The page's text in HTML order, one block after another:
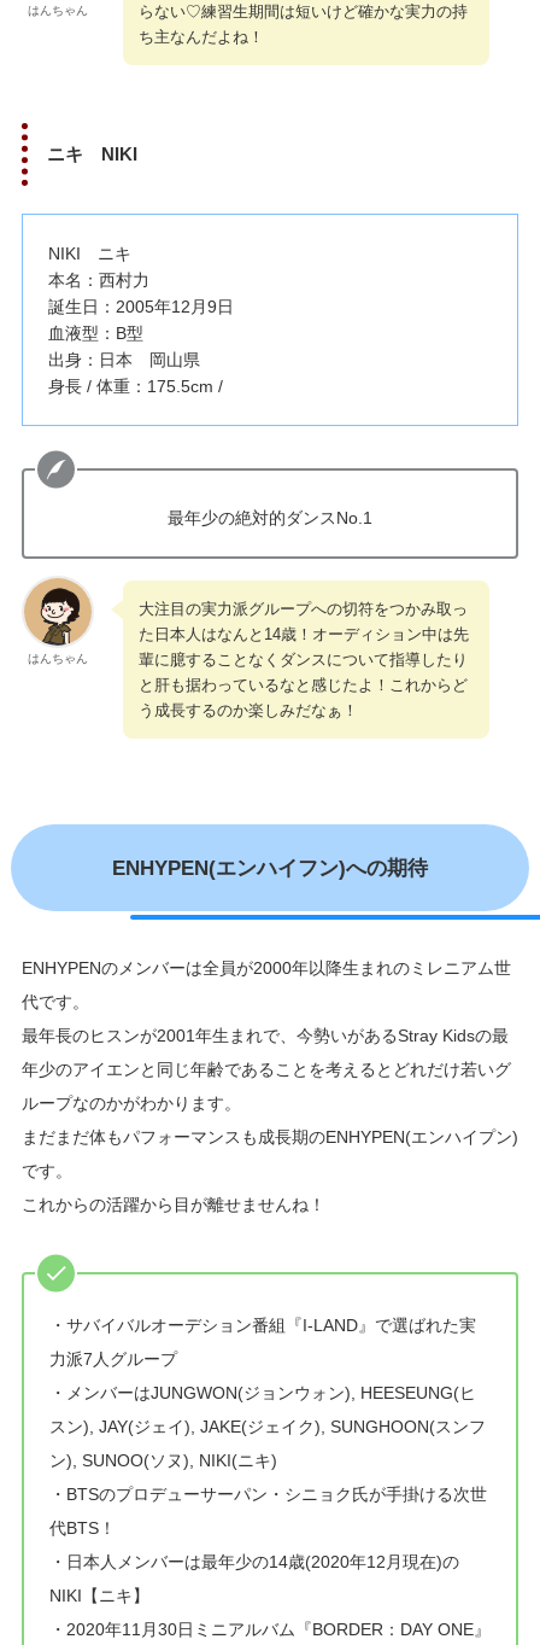
はんちゃん
らない♡練習生期間は短いけど確かな実力の持
ち主なんだよね！
ニキ NIKI
NIKI ニキ
本名：西村力
誕生日：2005年12月9日
血液型：B型
出身：日本 岡山県
身長 / 体重：175.5cm /
最年少の絶対的ダンスNo.1
はんちゃん
大注目の実力派グループへの切符をつかみ取っ
た日本人はなんと14歳！オーディション中は先
輩に臆することなくダンスについて指導したり
と肝も据わっているなと感じたよ！これからど
う成長するのか楽しみだなぁ！
ENHYPEN(エンハイフン)への期待
ENHYPENのメンバーは全員が2000年以降生まれのミレニアム世
代です。
最年長のヒスンが2001年生まれで、今勢いがあるStray Kidsの最
年少のアイエンと同じ年齢であることを考えるとどれだけ若いグ
ループなのかがわかります。
まだまだ体もパフォーマンスも成長期のENHYPEN(エンハイプン)
です。
これからの活躍から目が離せませんね！
・サバイバルオーデション番組『I-LAND』で選ばれた実
力派7人グループ
・メンバーはJUNGWON(ジョンウォン), HEESEUNG(ヒ
スン), JAY(ジェイ), JAKE(ジェイク), SUNGHOON(スンフ
ン), SUNOO(ソヌ), NIKI(ニキ)
・BTSのプロデューサーパン・シニョク氏が手掛ける次世
代BTS！
・日本人メンバーは最年少の14歳(2020年12月現在)の
NIKI【ニキ】
・2020年11月30日ミニアルバム『BORDER：DAY ONE』